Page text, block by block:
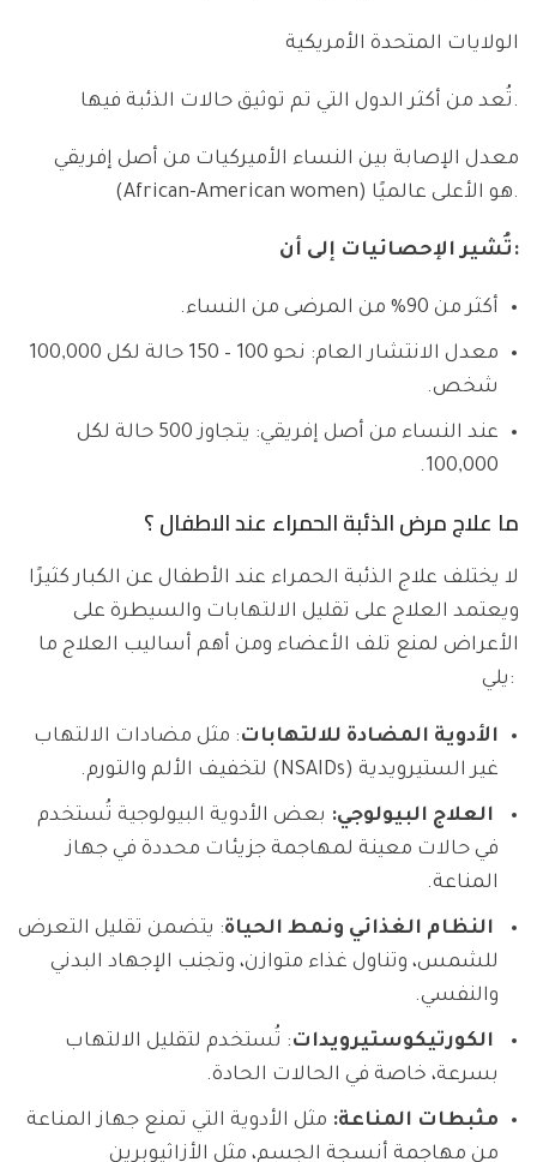
الولايات المتحدة الأمريكية
تُعد من أكثر الدول التي تم توثيق حالات الذئبة فيها.
معدل الإصابة بين النساء الأميركيات من أصل إفريقي
(African-American women) هو الأعلى عالميًا.
تُشير الإحصائيات إلى أن:
أكثر من 90% من المرضى من النساء.
معدل الانتشار العام: نحو 100 – 150 حالة لكل 100,000
شخص.
عند النساء من أصل إفريقي: يتجاوز 500 حالة لكل
100,000.
ما علاج مرض الذئبة الحمراء عند الاطفال ؟
لا يختلف علاج الذئبة الحمراء عند الأطفال عن الكبار كثيرًا
ويعتمد العلاج على تقليل الالتهابات والسيطرة على
الأعراض لمنع تلف الأعضاء ومن أهم أساليب العلاج ما
يلي:
الأدوية المضادة للالتهابات: مثل مضادات الالتهاب
غير الستيرويدية (NSAIDs) لتخفيف الألم والتورم.
العلاج البيولوجي: بعض الأدوية البيولوجية تُستخدم
في حالات معينة لمهاجمة جزيئات محددة في جهاز
المناعة.
النظام الغذائي ونمط الحياة: يتضمن تقليل التعرض
للشمس، وتناول غذاء متوازن، وتجنب الإجهاد البدني
والنفسي.
الكورتيكوستيرويدات: تُستخدم لتقليل الالتهاب
بسرعة، خاصة في الحالات الحادة.
مثبطات المناعة: مثل الأدوية التي تمنع جهاز المناعة
من مهاجمة أنسجة الجسم، مثل الأزاثيوبرين